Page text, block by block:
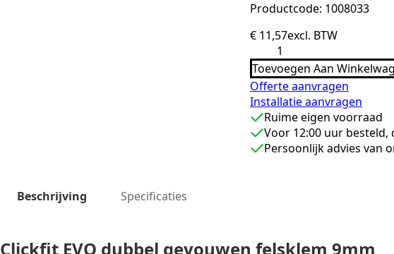
Productcode: 1008033
€ 11,57excl. BTW
Clickfit
EVO
dubbel
gevouwen
felsklem
9mm
aantal
Toevoegen Aan
Offerte aanvragen
Installatie aanvragen
Ruime eigen voorraad
Voor 12:00 uur
Persoonlijk advies van
Beschrijving Specificaties
Clickfit EVO dubbel gevouwen felsklem 9mm